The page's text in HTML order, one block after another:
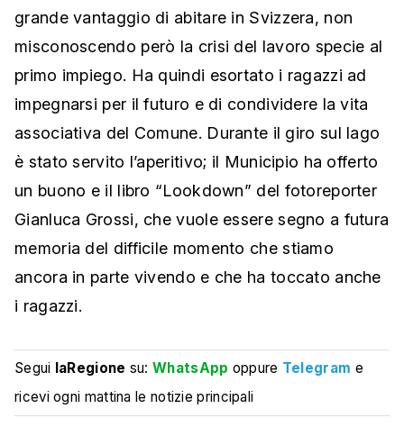
grande vantaggio di abitare in Svizzera, non
misconoscendo però la crisi del lavoro specie al
primo impiego. Ha quindi esortato i ragazzi ad
impegnarsi per il futuro e di condividere la vita
associativa del Comune. Durante il giro sul lago
è stato servito l’aperitivo; il Municipio ha offerto
un buono e il libro “Lookdown” del fotoreporter
Gianluca Grossi, che vuole essere segno a futura
memoria del difficile momento che stiamo
ancora in parte vivendo e che ha toccato anche
i ragazzi.
Segui laRegione su:WhatsApp oppure Telegram e
ricevi ogni mattina le notizie principali